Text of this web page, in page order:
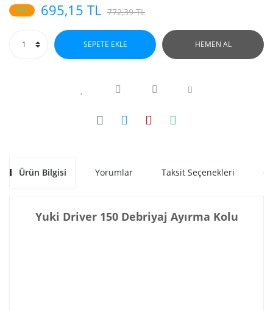
%10 695,15 TL 772,39 TL
SEPETE EKLE HEMEN AL
Ürün Bilgisi Yorumlar Taksit Seçenekleri
Yuki Driver 150 Debriyaj Ayırma Kolu